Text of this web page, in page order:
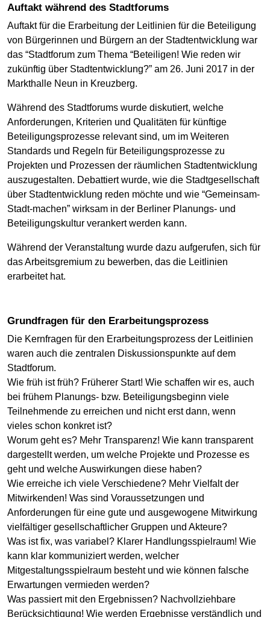
Auftakt während des Stadtforums
Auftakt für die Erarbeitung der Leitlinien für die Beteiligung
von Bürgerinnen und Bürgern an der Stadtentwicklung war
das “Stadtforum zum Thema “Beteiligen! Wie reden wir
zukünftig über Stadtentwicklung?” am 26. Juni 2017 in der
Markthalle Neun in Kreuzberg.
Während des Stadtforums wurde diskutiert, welche
Anforderungen, Kriterien und Qualitäten für künftige
Beteiligungsprozesse relevant sind, um im Weiteren
Standards und Regeln für Beteiligungsprozesse zu
Projekten und Prozessen der räumlichen Stadtentwicklung
auszugestalten. Debattiert wurde, wie die Stadtgesellschaft
über Stadtentwicklung reden möchte und wie “Gemeinsam-
Stadt-machen” wirksam in der Berliner Planungs- und
Beteiligungskultur verankert werden kann.
Während der Veranstaltung wurde dazu aufgerufen, sich für
das Arbeitsgremium zu bewerben, das die Leitlinien
erarbeitet hat.
Grundfragen für den Erarbeitungsprozess
Die Kernfragen für den Erarbeitungsprozess der Leitlinien
waren auch die zentralen Diskussionspunkte auf dem
Stadtforum.
Wie früh ist früh? Früherer Start! Wie schaffen wir es, auch
bei frühem Planungs- bzw. Beteiligungsbeginn viele
Teilnehmende zu erreichen und nicht erst dann, wenn
vieles schon konkret ist?
Worum geht es? Mehr Transparenz! Wie kann transparent
dargestellt werden, um welche Projekte und Prozesse es
geht und welche Auswirkungen diese haben?
Wie erreiche ich viele Verschiedene? Mehr Vielfalt der
Mitwirkenden! Was sind Voraussetzungen und
Anforderungen für eine gute und ausgewogene Mitwirkung
vielfältiger gesellschaftlicher Gruppen und Akteure?
Was ist fix, was variabel? Klarer Handlungsspielraum! Wie
kann klar kommuniziert werden, welcher
Mitgestaltungsspielraum besteht und wie können falsche
Erwartungen vermieden werden?
Was passiert mit den Ergebnissen? Nachvollziehbare
Berücksichtigung! Wie werden Ergebnisse verständlich und